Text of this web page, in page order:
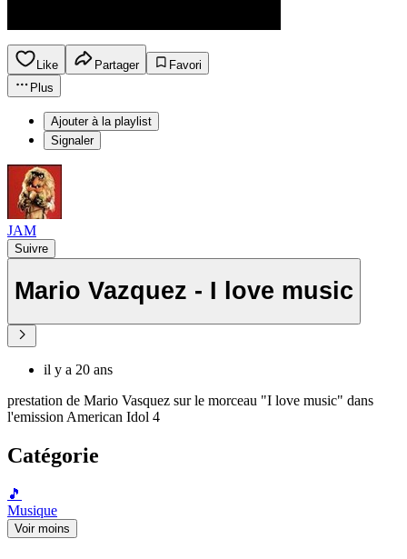
Like Partager
Favori
Plus
Ajouter à la playlist
Signaler
JAM
Suivre
Mario Vazquez - I love music
il y a 20 ans
prestation de Mario Vasquez sur le morceau "I love music" dans
l'emission American Idol 4
Catégorie
🎵
Musique
Voir moins